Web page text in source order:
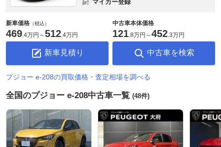
マイカー登録
新車価格 （税込）
469.4万円 ～512.4万円
新車見積り
中古車本体価格
121.8万円 ～452.3万円
中古車を検索
プジョー e-208の買取価格・査定相場を調べる
全国のプジョー e-208中古車一覧 (48件)